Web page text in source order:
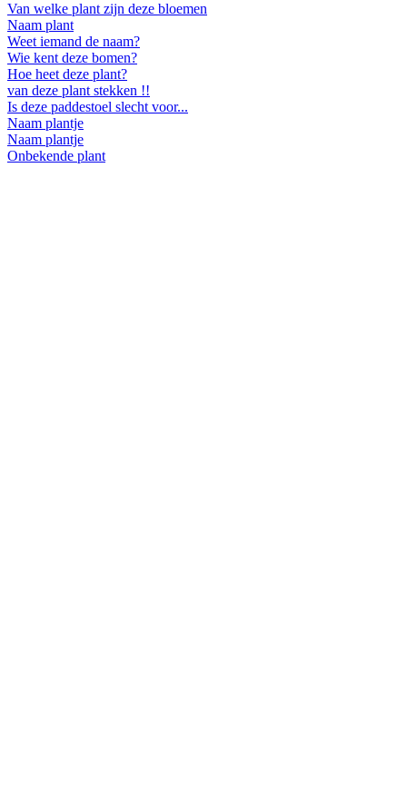
Van welke plant zijn deze bloemen
Naam plant
Weet iemand de naam?
Wie kent deze bomen?
Hoe heet deze plant?
van deze plant stekken !!
Is deze paddestoel slecht voor...
Naam plantje
Naam plantje
Onbekende plant